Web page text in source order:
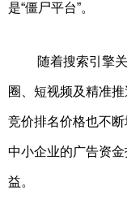
是“僵尸平台”。
随着搜索引擎
圈、短视频及精准
竞价排名价格也不
中小企业的广告资
益。